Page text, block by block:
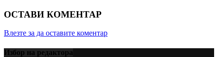
ОСТАВИ КОМЕНТАР
Влезте за да оставите коментар
Избор на редактора